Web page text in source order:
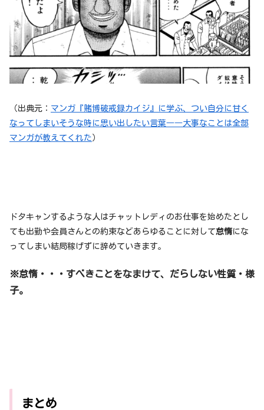
（出典元： マンガ『賭博破戒録カイジ』に学ぶ、つい自分に甘く
なってしまいそうな時に思い出したい言葉――大事なことは全部
マンガが教えてくれた ）
ドタキャンするような人はチャットレディのお仕事を始めたとし
ても出勤や会員さんとの約束などあらゆることに対して怠惰にな
ってしまい結局稼げずに辞めていきます。
※怠惰・・・すべきことをなまけて、だらしない性質・様
子。
まとめ